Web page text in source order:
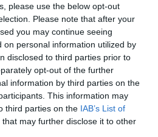
please use the below opt-out
Please note that after your
you may continue seeing
on personal information utilized by
disclosed to third parties prior to
opt-out of the further
information by third parties on the
This information may
third parties on the IAB’s List of
that may further disclose it to other
Le a kalappal, ha jól sikerül
ezekkel a kérdésekkel?
a 26. Gyulai Pálinkafesztivál